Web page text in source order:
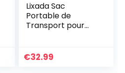
Lixada Sac
Portable de
Transport pour
€32.99